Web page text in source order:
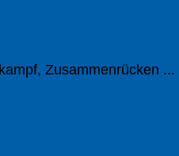
Zusammenrücken ...